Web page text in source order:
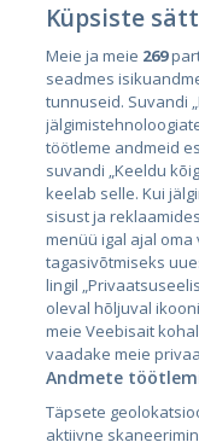
Страны
Эстония
Латвия
Литва
City24.lv
City24.ee
Küpsiste
Meie ja meie 269
seadmes
tunnuseid. Suvandi
töötleme andmeid
suvandi „Keeldu
keelab selle. Kui
sisust ja
menüü igal ajal
tagasivõtmiseks
lingil
oleval hõljuval
meie Veebisait
vaadake meie
Andmete
Täpsete
aktiivne